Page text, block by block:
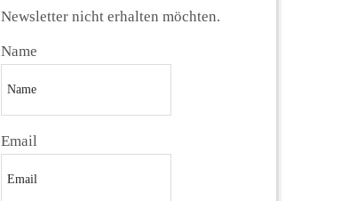
Newsletter nicht erhalten möchten.
Name
Email